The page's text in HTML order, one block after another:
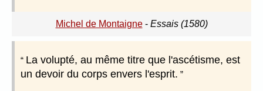
Michel de Montaigne- Essais (1580)
La volupté, au même titre que l'ascétisme, est
un devoir du corps envers l'esprit.